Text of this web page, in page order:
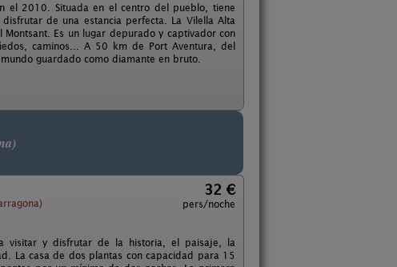
el 2010. Situada en el centro del pueblo, tiene
de una estancia perfecta. La Vilella Alta
Es un lugar depurado y captivador con
caminos... A 50 km de Port Aventura, del
guardado como diamante en bruto.
32 €
pers/noche
visitar y disfrutar de la historia, el paisaje, la
La casa de dos plantas con capacidad para 15